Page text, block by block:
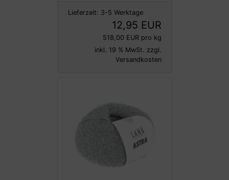
Lieferzeit: 3-5 Werktage
12,95 EUR
518,00 EUR pro kg
inkl. 19 % MwSt. zzgl.
Versandkosten